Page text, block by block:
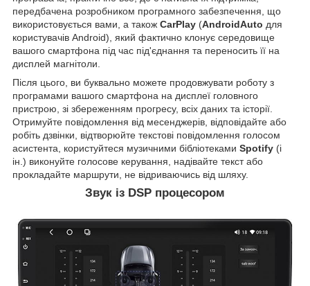
передбачена розробником програмного забезпечення, що
використовується вами, а також CarPlay (AndroidAuto для
користувачів Android), який фактично клонує середовище
вашого смартфона під час під'єднання та переносить її на
дисплей магнітоли.
Після цього, ви буквально можете продовжувати роботу з
програмами вашого смартфона на дисплеї головного
пристрою, зі збереженням прогресу, всіх даних та історії.
Отримуйте повідомлення від месенджерів, відповідайте або
робіть дзвінки, відтворюйте текстові повідомлення голосом
асистента, користуйтеся музичними бібліотеками Spotify (і
ін.) виконуйте голосове керування, надівайте текст або
прокладайте маршрути, не відриваючись від шляху.
Звук із DSP процесором